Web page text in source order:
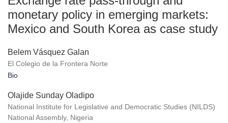
monetary policy in emerging markets:
Mexico and South Korea as case study
Belem Vásquez Galan
El Colegio de la Frontera Norte
Bio
Olajide Sunday Oladipo
National Institute for Legislative and Democratic Studies (NILDS)
National Assembly, Nigeria